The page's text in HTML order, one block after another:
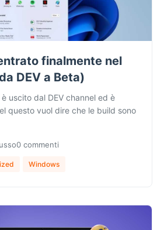
finalmente nel
DEV a Beta)
uscito dal DEV channel ed è
questo vuol dire che le build sono
0 commenti
Windows